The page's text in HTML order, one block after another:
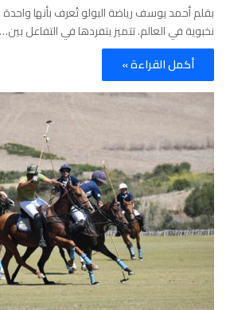
بقلم أحمد يوسف رياضة البولو تُعرف بأنها
نخبوية في العالم. تتميز بتفردها في التفاعل بين…
أكمل القراءة »